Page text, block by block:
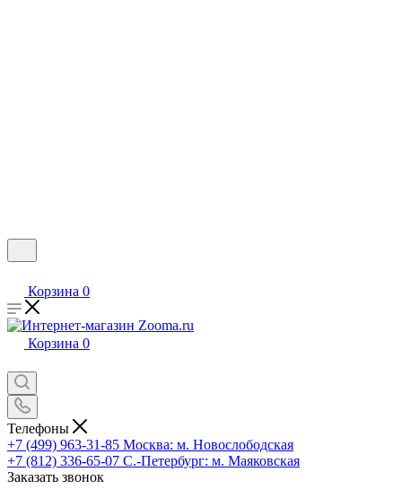
Корзина 0
Корзина 0
Телефоны
+7 (499) 963-31-85 Москва: м. Новослободская
+7 (812) 336-65-07 С.-Петербург: м. Маяковская
Заказать звонок